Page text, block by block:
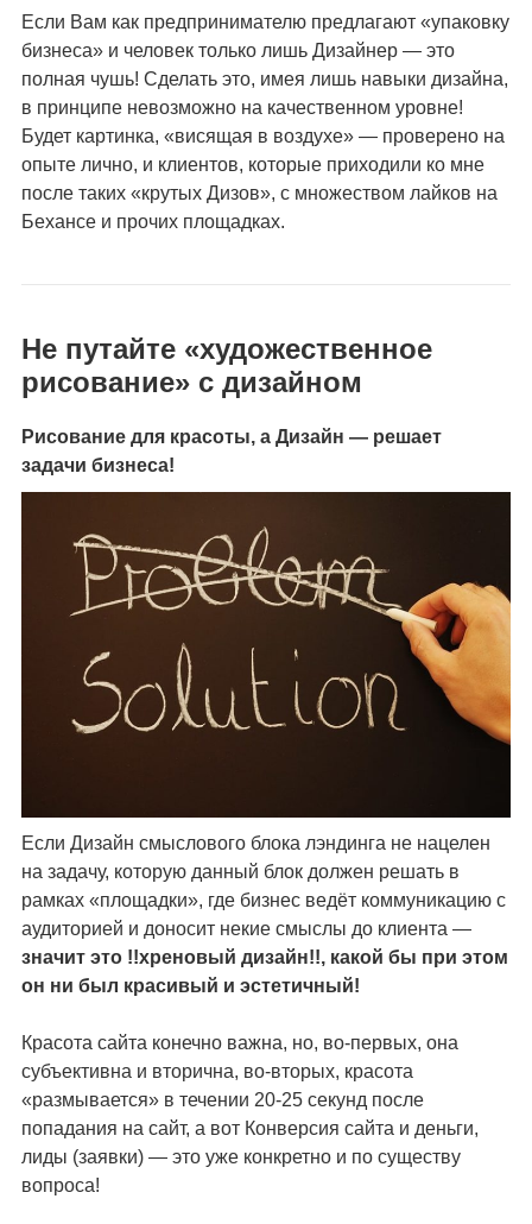
Если Вам как предпринимателю предлагают «упаковку
бизнеса» и человек только лишь Дизайнер — это
полная чушь! Сделать это, имея лишь навыки дизайна,
в принципе невозможно на качественном уровне!
Будет картинка, «висящая в воздухе» — проверено на
опыте лично, и клиентов, которые приходили ко мне
после таких «крутых Дизов», с множеством лайков на
Бехансе и прочих площадках.
Не путайте «художественное
рисование» с дизайном
Рисование для красоты, а Дизайн — решает
задачи бизнеса!
Если Дизайн смыслового блока лэндинга не нацелен
на задачу, которую данный блок должен решать в
рамках «площадки», где бизнес ведёт коммуникацию с
аудиторией и доносит некие смыслы до клиента —
значит это !!хреновый дизайн!!, какой бы при этом
он ни был красивый и эстетичный!
Красота сайта конечно важна, но, во-первых, она
субъективна и вторична, во-вторых, красота
«размывается» в течении 20-25 секунд после
попадания на сайт, а вот Конверсия сайта и деньги,
лиды (заявки) — это уже конкретно и по существу
вопроса!